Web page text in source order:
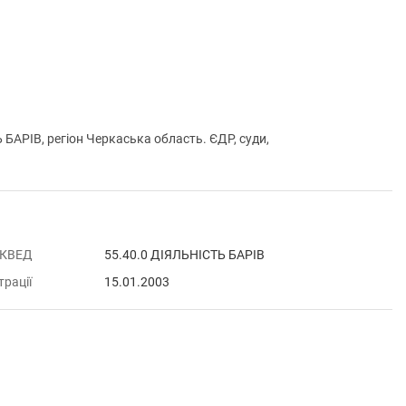
регіон Черкаська область. ЄДР, суди,
55.40.0 ДІЯЛЬНІСТЬ БАРІВ
15.01.2003